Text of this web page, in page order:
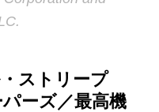
ストリープ
パーズ／最高機